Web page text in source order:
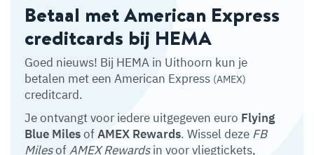
Betaal met American Express
creditcards bij HEMA
Goed nieuws! Bij HEMA in Uithoorn kun je
betalen met een American Express (AMEX)
creditcard.
Je ontvangt voor iedere uitgegeven euro Flying
Blue MilesofAMEX Rewards. Wissel deze FB
MilesofAMEX Rewardsin voor vliegtickets,